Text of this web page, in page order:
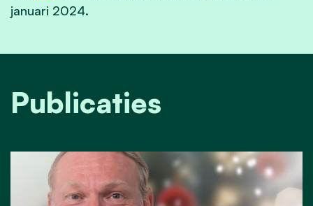
januari 2024.
Publicaties